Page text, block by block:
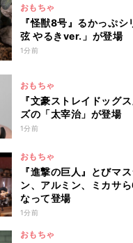
おもちゃ
『怪獣8号』るかっぷ
弦 やるきver.」が登場
1分前
おもちゃ
『文豪ストレイドッグ
ズの「太宰治」が登場
1分前
おもちゃ
『進撃の巨人』とびマ
ン、アルミン、ミカサ
なって登場
1分前
おもちゃ